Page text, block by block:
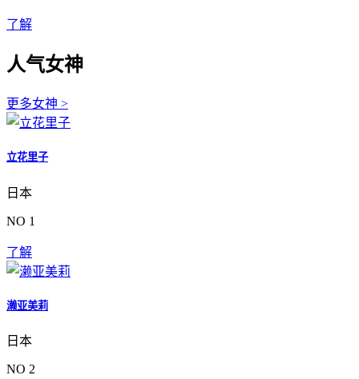
了解
人气女神
更多女神 >
立花里子
日本
NO 1
了解
濑亚美莉
日本
NO 2